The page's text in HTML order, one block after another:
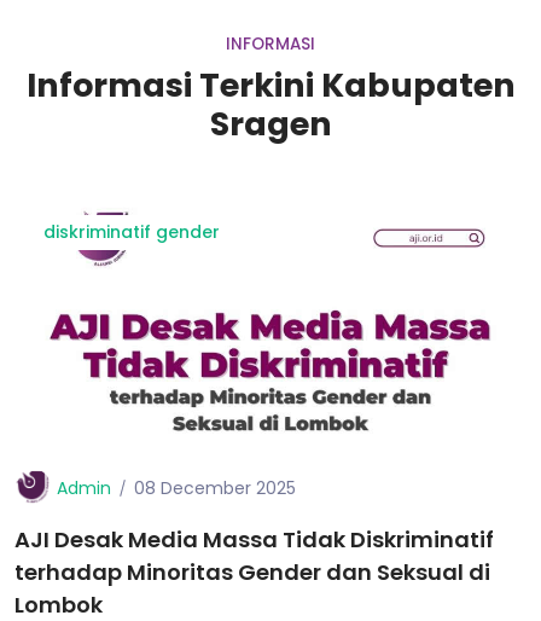
INFORMASI
Informasi Terkini Kabupaten
Sragen
diskriminatif gender
Admin 08 December 2025
AJI Desak Media Massa Tidak Diskriminatif
terhadap Minoritas Gender dan Seksual di
Lombok